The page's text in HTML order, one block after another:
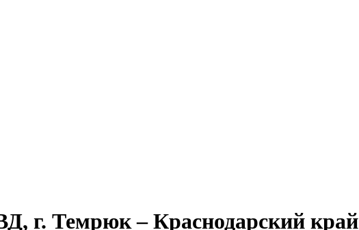
Темрюк – Краснодарский край